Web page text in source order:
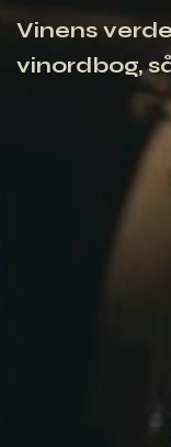
Vinens
vinordbog,